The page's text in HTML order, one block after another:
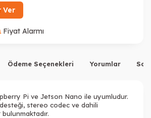
Ver
Fiyat Alarmı
Ödeme Seçenekleri Yorumlar
Pi ve Jetson Nano ile uyumludur.
stereo codec ve dahili